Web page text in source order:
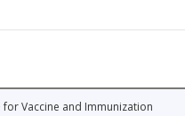
for Vaccine and Immunization